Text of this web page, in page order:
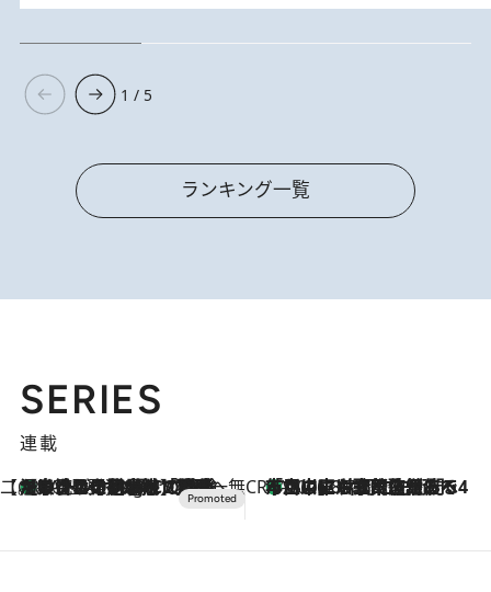
1 / 5
ランキング一覧
SERIES
連載
【CREA×星野リゾート】唯一無二。癒しと発見が待つ場所へ
10 Hours Ago
【トンボの足水浴】ヒノキの香りに包まれて涼感マックス！約13℃の湧水かけ流しを避暑地「星野温泉 トンボの湯」で体験 CREA'S CHOICE
2026.8.7
「立川にも歌舞伎があるんだよ」 片岡仁左衛門・市川中車ら豪華座組みで4年目の立川立飛歌舞伎へ